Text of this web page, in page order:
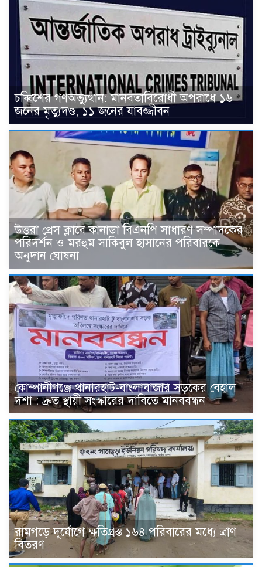
চব্বিশের গণঅভ্যুত্থান: মানবতাবিরোধী অপরাধে ১৬
জনের মৃত্যুদণ্ড, ১১ জনের যাবজ্জীবন
উত্তরা প্রেস ক্লাবে কানাডা বিএনপি সাধারণ সম্পাদকের
পরিদর্শন ও মরহুম সাকিবুল হাসানের পরিবারকে
অনুদান ঘোষনা
কোম্পানীগঞ্জে থানারহাট-বাংলাবাজার সড়কের বেহাল
দশা : দ্রুত স্থায়ী সংস্কারের দাবিতে মানববন্ধন
রামগড়ে দূর্যোগে ক্ষতিগ্রস্ত ১৬৪ পরিবারের মধ্যে ত্রাণ
বিতরণ